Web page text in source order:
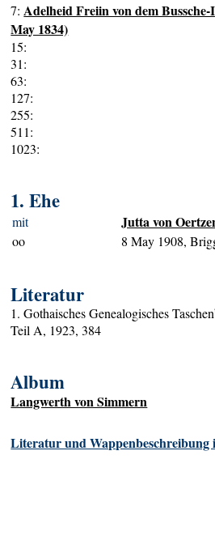
7:Adelheid Freiin von dem
May 1834)
15:
31:
63:
127:
255:
511:
1023:
1. Ehe
mit Jutta von
oo 8 May 1908,
Literatur
1. Gothaisches Genealogisches
Teil A, 1923, 384
Album
Langwerth von Simmern
Literatur und Wappenbeschreibung